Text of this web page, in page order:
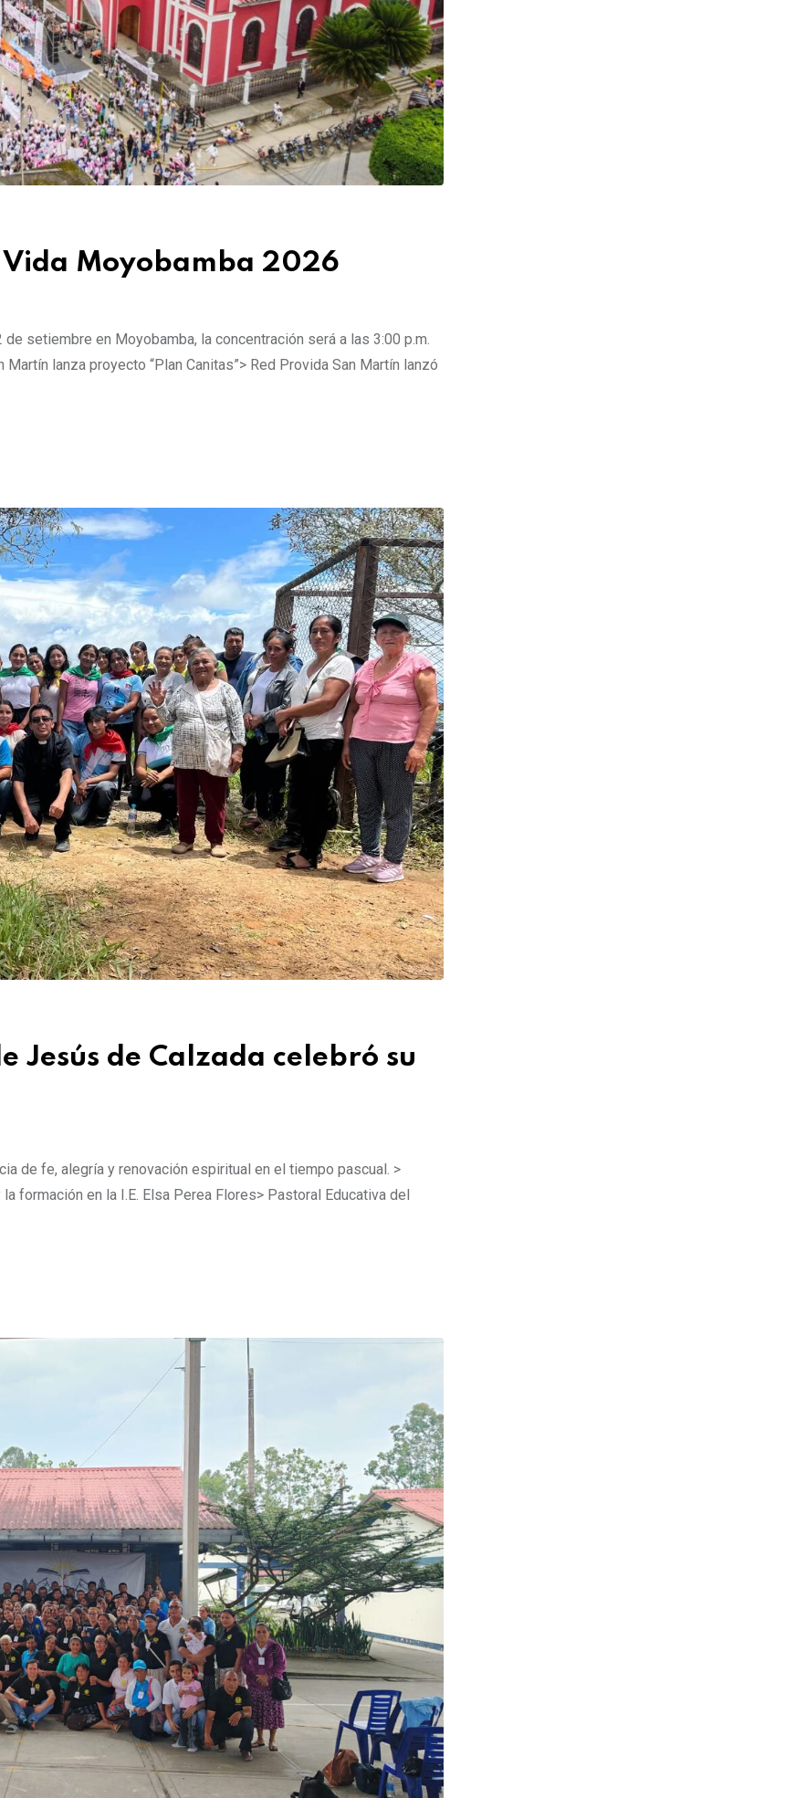
Moyobamba 2026
setiembre en Moyobamba, la concentración será a las 3:00 p.m.
lanza proyecto “Plan Canitas”> Red Provida San Martín lanzó
Jesús de Calzada celebró su
de fe, alegría y renovación espiritual en el tiempo pascual. >
formación en la I.E. Elsa Perea Flores> Pastoral Educativa del